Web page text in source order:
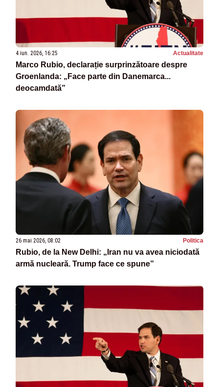
4 iun. 2026, 16:25 Actualitate
Marco Rubio, declarație surprinzătoare despre
Groenlanda: „Face parte din Danemarca...
deocamdată”
26 mai 2026, 08:02 Politica
Rubio, de la New Delhi: „Iran nu va avea niciodată
armă nucleară. Trump face ce spune”